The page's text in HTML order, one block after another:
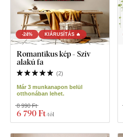
-24% KIÁRUSÍTÁS 🔥
Romantikus kép - Szív
alakú fa
(2)
Már 3 munkanapon belül
otthonában lehet.
6 790 Ft-tól
8 990 Ft